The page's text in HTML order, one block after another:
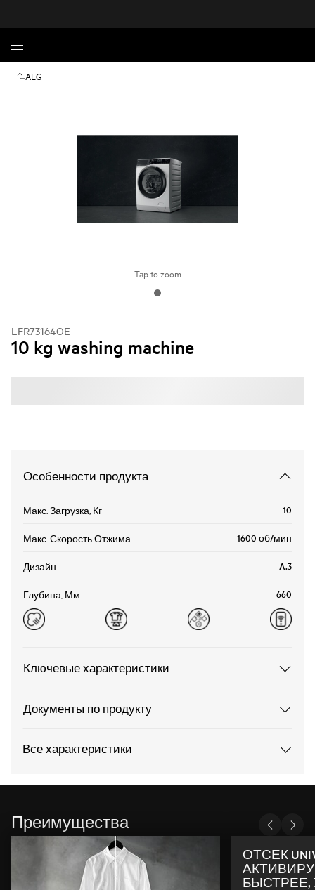
AEG
Tap to zoom
LFR73164OE
10 kg washing machine
Особенности продукта
Макс. Загрузка, Кг 10
Макс. Скорость Отжима 1600 об/мин
Дизайн A.3
Глубина, Мм 660
Ключевые характеристики
Документы по продукту
Все характеристики
Преимущества
ОТСЕК
БЫСТРЕЕ,